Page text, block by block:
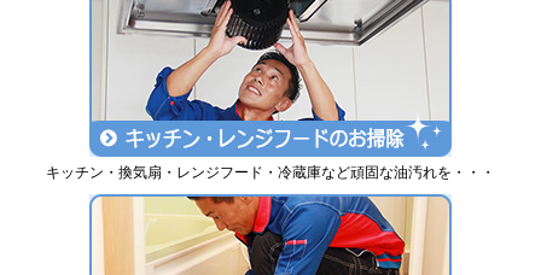
キッチン・換気扇・レンジフード・冷蔵庫など頑固な油汚れを・・・